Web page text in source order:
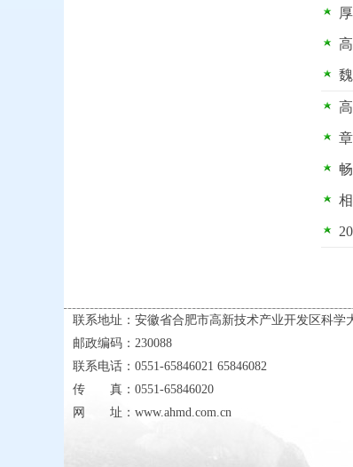
联系地址：安徽省合肥市高新技术产业开发区科学
邮政编码：230088
联系电话：0551-65846021 65846082
传 真：0551-65846020
网 址：www.ahmd.com.cn